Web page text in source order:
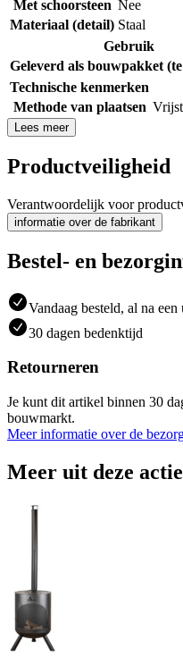
Met schoorsteen Nee
Materiaal (detail) Staal
Gebruik
Geleverd als bouwpakket
Technische kenmerken
Methode van plaatsen
Lees meer
Productveiligheid
Verantwoordelijk voor
informatie over de fabrikant
Bestel- en
Vandaag besteld, al na
30 dagen bedenktijd
Retourneren
Je kunt dit artikel binnen 30
bouwmarkt.
Meer informatie over de
Meer uit deze actie